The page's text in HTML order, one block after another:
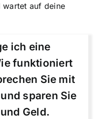
wartet auf deine
ich eine
funktioniert
Sie mit
sparen Sie
Geld.